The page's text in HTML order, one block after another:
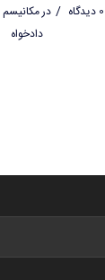
0 دیدگاه / در
دادخواه